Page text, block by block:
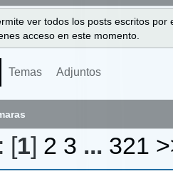
ver todos los posts escritos
acceso en este momento.
Temas Adjuntos
[1] 2 3 ... 321